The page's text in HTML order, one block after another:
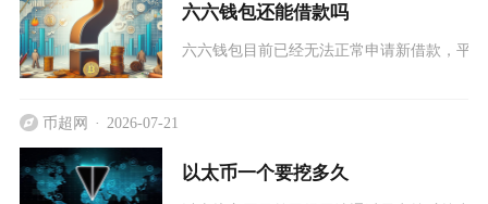
六六钱包还能借款吗
六六钱包目前已经无法正常申请新借款，平
币超网 2026-07-21
以太币一个要挖多久